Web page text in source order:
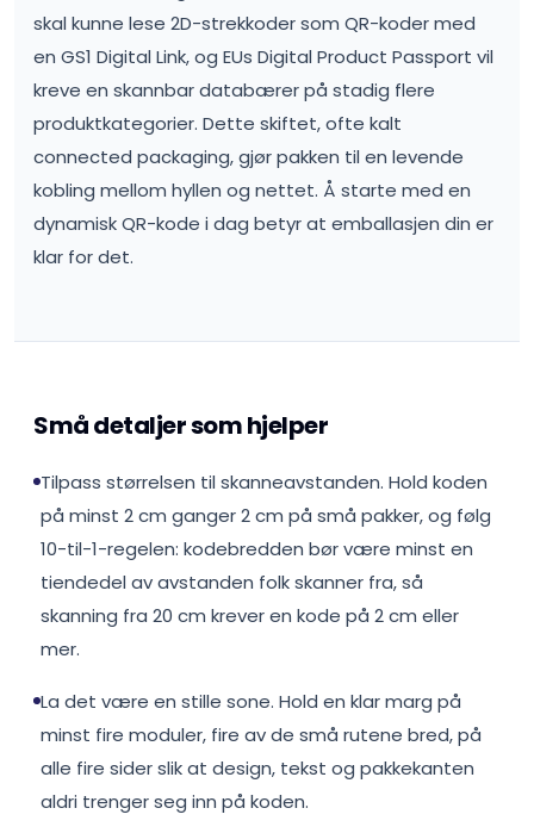
skal kunne lese 2D-strekkoder som QR-koder med
en GS1 Digital Link, og EUs Digital Product Passport vil
kreve en skannbar databærer på stadig flere
produktkategorier. Dette skiftet, ofte kalt
connected packaging, gjør pakken til en levende
kobling mellom hyllen og nettet. Å starte med en
dynamisk QR-kode i dag betyr at emballasjen din er
klar for det.
Små detaljer som hjelper
Tilpass størrelsen til skanneavstanden. Hold koden
på minst 2 cm ganger 2 cm på små pakker, og følg
10-til-1-regelen: kodebredden bør være minst en
tiendedel av avstanden folk skanner fra, så
skanning fra 20 cm krever en kode på 2 cm eller
mer.
La det være en stille sone. Hold en klar marg på
minst fire moduler, fire av de små rutene bred, på
alle fire sider slik at design, tekst og pakkekanten
aldri trenger seg inn på koden.